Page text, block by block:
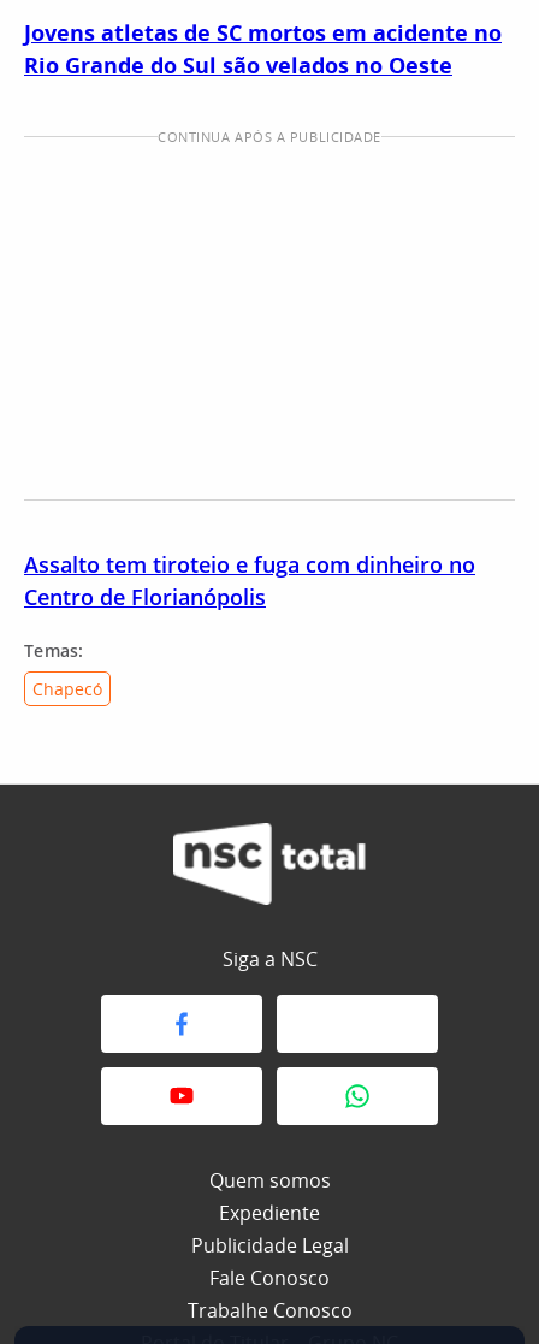
Jovens atletas de SC mortos em acidente no
Rio Grande do Sul são velados no Oeste
CONTINUA APÓS A PUBLICIDADE
Assalto tem tiroteio e fuga com dinheiro no
Centro de Florianópolis
Temas:
Chapecó
Siga a NSC
Quem somos
Expediente
Publicidade Legal
Fale Conosco
Trabalhe Conosco